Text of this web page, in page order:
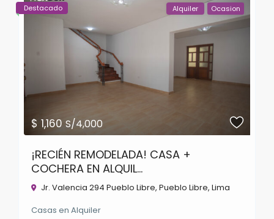
$ 1,160S/4,000
Alquiler Ocasion
Destacado
¡RECIÉN REMODELADA! CASA +
COCHERA EN ALQUIL...
Jr. Valencia 294 Pueblo Libre,Pueblo Libre,Lima
Casas enAlquiler